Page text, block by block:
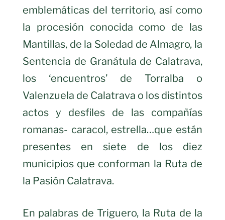
emblemáticas del territorio, así como
la procesión conocida como de las
Mantillas, de la Soledad de Almagro, la
Sentencia de Granátula de Calatrava,
los ‘encuentros’ de Torralba o
Valenzuela de Calatrava o los distintos
actos y desfiles de las compañías
romanas- caracol, estrella…que están
presentes en siete de los diez
municipios que conforman la Ruta de
la Pasión Calatrava.
En palabras de Triguero, la Ruta de la